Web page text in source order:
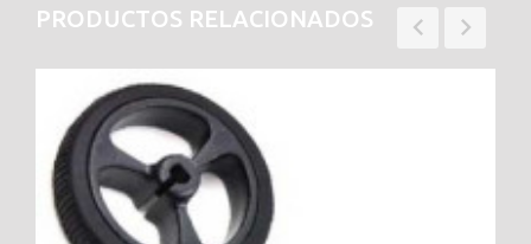
PRODUCTOS RELACIONADOS